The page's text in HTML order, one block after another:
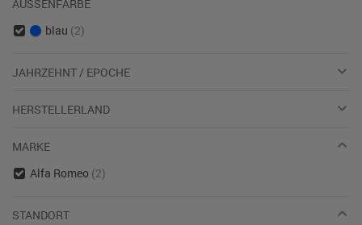
AUSSENFARBE
blau (2)
JAHRZEHNT / EPOCHE
HERSTELLERLAND
MARKE
Alfa Romeo (2)
STANDORT